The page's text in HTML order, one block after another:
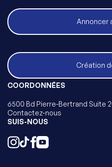
Annoncer
Création
COORDONNÉES
6500 Bd Pierre-Bertrand Suite
Contactez-nous
SUIS-NOUS